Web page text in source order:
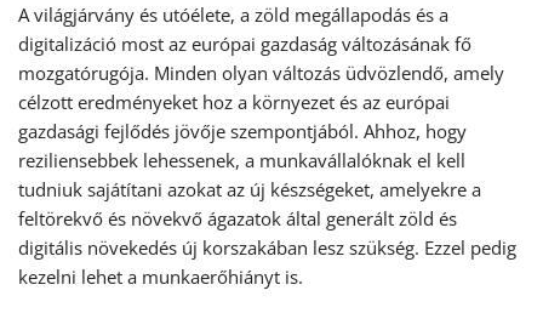
A világjárvány és utóélete, a zöld megállapodás és a
digitalizáció most az európai gazdaság változásának fő
mozgatórugója. Minden olyan változás üdvözlendő, amely
célzott eredményeket hoz a környezet és az európai
gazdasági fejlődés jövője szempontjából. Ahhoz, hogy
reziliensebbek lehessenek, a munkavállalóknak el kell
tudniuk sajátítani azokat az új készségeket, amelyekre a
feltörekvő és növekvő ágazatok által generált zöld és
digitális növekedés új korszakában lesz szükség. Ezzel pedig
kezelni lehet a munkaerőhiányt is.